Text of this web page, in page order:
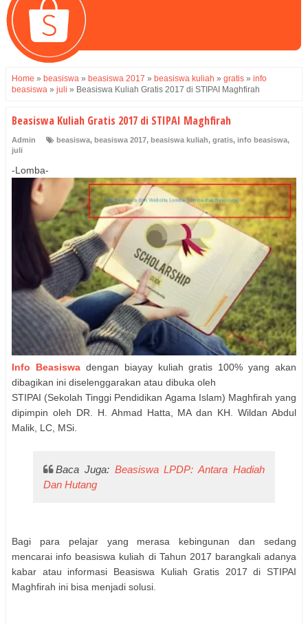
Home » beasiswa » beasiswa 2017 » beasiswa kuliah » gratis » info
beasiswa » juli » Beasiswa Kuliah Gratis 2017 di STIPAI Maghfirah
Beasiswa Kuliah Gratis 2017 di STIPAI Maghfirah
Admin beasiswa, beasiswa 2017, beasiswa kuliah, gratis, info beasiswa,
juli
-Lomba-
Info Beasiswadengan biayay kuliah gratis 100% yang akan
dibagikan ini diselenggarakan atau dibuka oleh
STIPAI (Sekolah Tinggi Pendidikan Agama Islam) Maghfirah yang
dipimpin oleh DR. H. Ahmad Hatta, MA dan KH. Wildan Abdul
Malik, LC, MSi.
Baca Juga: Beasiswa LPDP: Antara Hadiah
Dan Hutang
Bagi para pelajar yang merasa kebingunan dan sedang
mencarai info beasiswa kuliah di Tahun 2017 barangkali adanya
kabar atau informasi Beasiswa Kuliah Gratis 2017 di STIPAI
Maghfirah ini bisa menjadi solusi.